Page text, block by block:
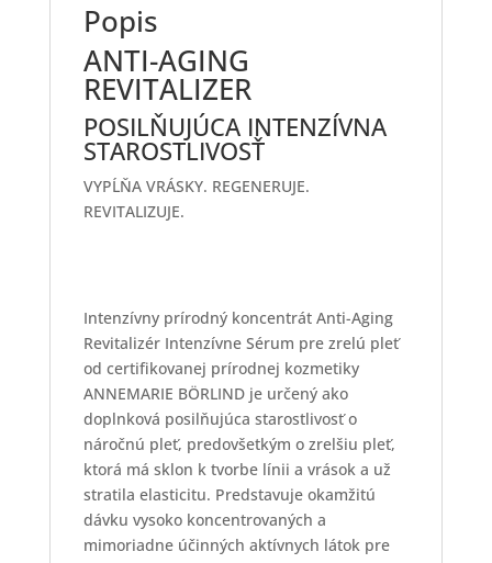
Popis
ANTI-AGING
REVITALIZER
POSILŇUJÚCA INTENZÍVNA
STAROSTLIVOSŤ
VYPĹŇA VRÁSKY. REGENERUJE.
REVITALIZUJE.
Intenzívny prírodný koncentrát Anti-Aging
Revitalizér Intenzívne Sérum pre zrelú pleť
od certifikovanej prírodnej kozmetiky
ANNEMARIE BÖRLIND je určený ako
doplnková posilňujúca starostlivosť o
náročnú pleť, predovšetkým o zrelšiu pleť,
ktorá má sklon k tvorbe línii a vrások a už
stratila elasticitu. Predstavuje okamžitú
dávku vysoko koncentrovaných a
mimoriadne účinných aktívnych látok pre